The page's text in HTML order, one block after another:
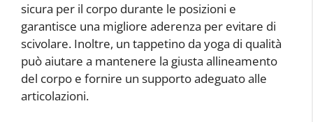
sicura per il corpo durante le posizioni e
garantisce una migliore aderenza per evitare di
scivolare. Inoltre, un tappetino da yoga di qualità
può aiutare a mantenere la giusta allineamento
del corpo e fornire un supporto adeguato alle
articolazioni.